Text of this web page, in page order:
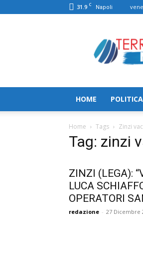
31.9 C Napoli
HOME
Home Tags Zinzi
Tag: zinzi
ZINZI (LEGA):
LUCA
OPERATORI
redazione - 27 Dicembre